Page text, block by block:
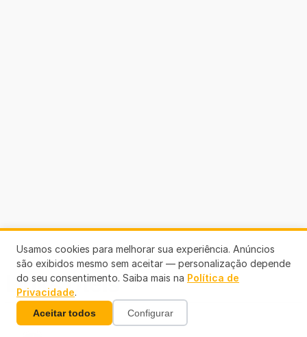
Links Úteis
Usamos cookies para melhorar sua experiência. Anúncios
são exibidos mesmo sem aceitar — personalização depende
do seu consentimento. Saiba mais na Política de
Privacidade.
Aceitar todos Configurar